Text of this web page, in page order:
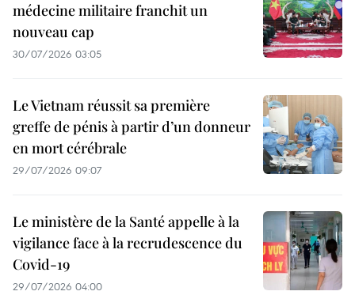
médecine militaire franchit un
nouveau cap
30/07/2026 03:05
Le Vietnam réussit sa première
greffe de pénis à partir d’un donneur
en mort cérébrale
29/07/2026 09:07
Le ministère de la Santé appelle à la
vigilance face à la recrudescence du
Covid-19
29/07/2026 04:00